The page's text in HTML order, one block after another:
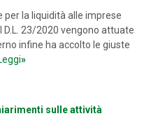
per la liquidità alle imprese
23/2020 vengono attuate
infine ha accolto le giuste
»
sulle attività